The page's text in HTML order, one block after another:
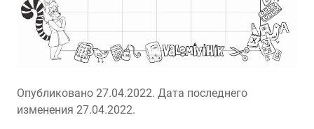
Опубликовано 27.04.2022. Дата последнего
изменения 27.04.2022.